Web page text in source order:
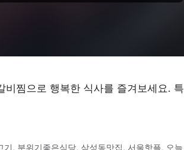
찜으로 행복한 식사를 즐겨보세요. 특
기, 분위기좋은식당, 삼성동맛집,서울핫플, 오늘